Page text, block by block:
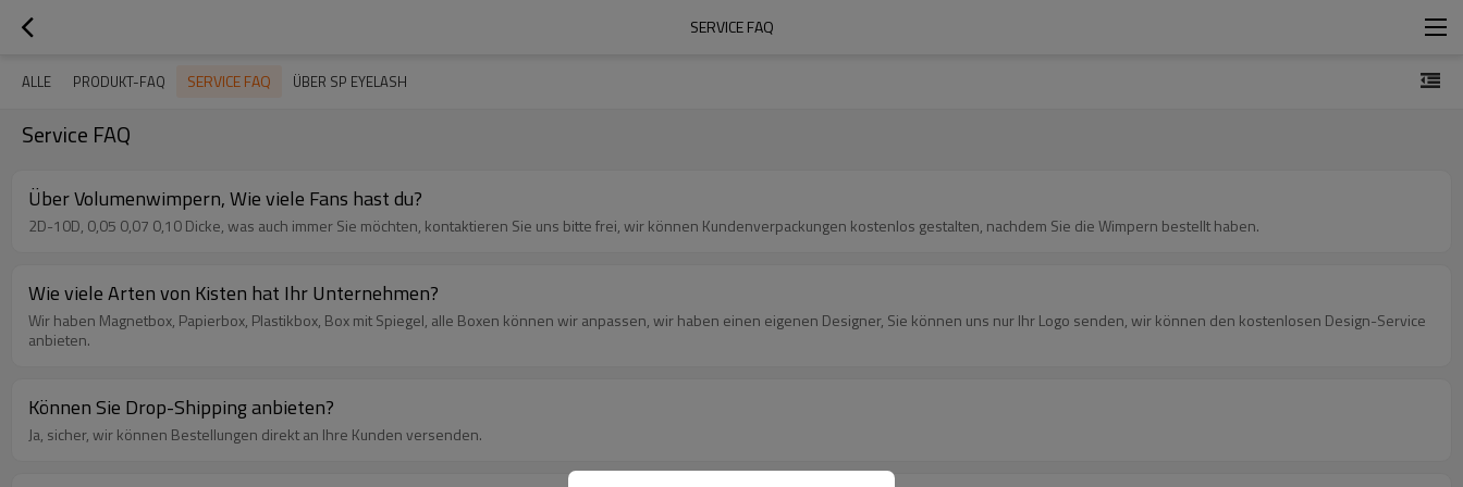
SERVICE FAQ
ALLE PRODUKT-FAQ SERVICE FAQ ÜBER SP EYELASH
Service FAQ
Über Volumenwimpern, Wie viele Fans hast du?
2D-10D, 0,05 0,07 0,10 Dicke, was auch immer Sie möchten, kontaktieren Sie uns bitte frei, wir können Kundenverpackungen kostenlos gestalten, nachdem Sie die Wimpern bestellt haben.
Wie viele Arten von Kisten hat Ihr Unternehmen?
Wir haben Magnetbox, Papierbox, Plastikbox, Box mit Spiegel, alle Boxen können wir anpassen, wir haben einen eigenen Designer, Sie können uns nur Ihr Logo senden, wir können den kostenlosen Design-Service
anbieten.
Können Sie Drop-Shipping anbieten?
Ja, sicher, wir können Bestellungen direkt an Ihre Kunden versenden.